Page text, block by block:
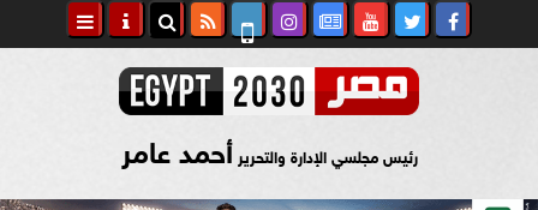
رئيس مجلسي الإدارة والتحرير أحمد عامر